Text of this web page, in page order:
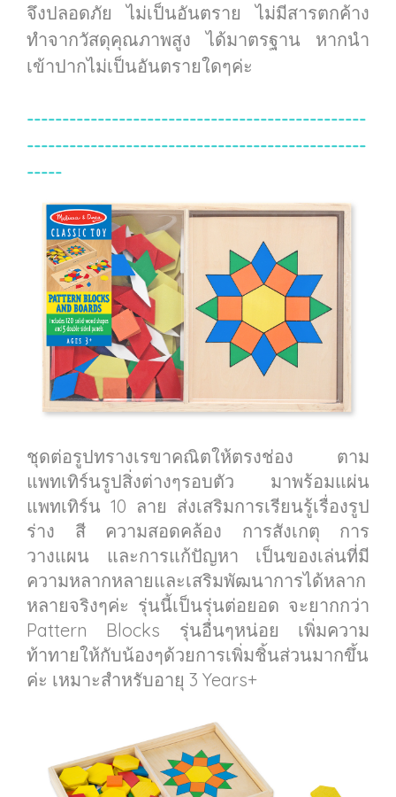
จึงปลอดภัย ไม่เป็นอันตราย ไม่มีสารตกค้าง
ทำจากวัสดุคุณภาพสูง ได้มาตรฐาน หากนำ
เข้าปากไม่เป็นอันตรายใดๆค่ะ
------------------------------------------------
------------------------------------------------
-----
ชุดต่อรูปทรางเรขาคณิตให้ตรงช่อง ตาม
แพทเทิร์นรูปสิ่งต่างๆรอบตัว มาพร้อมแผ่น
แพทเทิร์น 10 ลาย ส่งเสริมการเรียนรู้เรื่องรูป
ร่าง สี ความสอดคล้อง การสังเกตุ การ
วางแผน และการแก้ปัญหา เป็นของเล่นที่มี
ความหลากหลายและเสริมพัฒนาการได้หลาก
หลายจริงๆค่ะ รุ่นนี้เป็นรุ่นต่อยอด จะยากกว่า
Pattern Blocks รุ่นอื่นๆหน่อย เพิ่มความ
ท้าทายให้กับน้องๆด้วยการเพิ่มชิ้นส่วนมากขึ้น
ค่ะ เหมาะสำหรับอายุ 3 Years+